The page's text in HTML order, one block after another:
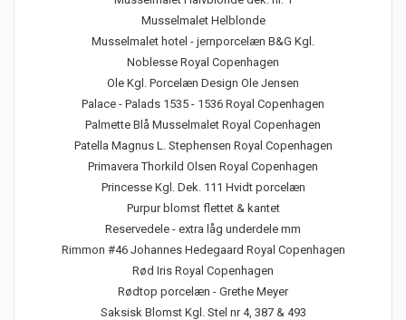
Musselmalet Helblonde
Musselmalet hotel - jernporcelæn B&G Kgl.
Noblesse Royal Copenhagen
Ole Kgl. Porcelæn Design Ole Jensen
Palace - Palads 1535 - 1536 Royal Copenhagen
Palmette Blå Musselmalet Royal Copenhagen
Patella Magnus L. Stephensen Royal Copenhagen
Primavera Thorkild Olsen Royal Copenhagen
Princesse Kgl. Dek. 111 Hvidt porcelæn
Purpur blomst flettet & kantet
Reservedele - extra låg underdele mm
Rimmon #46 Johannes Hedegaard Royal Copenhagen
Rød Iris Royal Copenhagen
Rødtop porcelæn - Grethe Meyer
Saksisk Blomst Kgl. Stel nr 4, 387 & 493